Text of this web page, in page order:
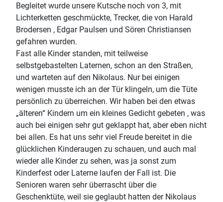
Begleitet wurde unsere Kutsche noch von 3, mit
Lichterketten geschmückte, Trecker, die von Harald
Brodersen , Edgar Paulsen und Sören Christiansen
gefahren wurden.
Fast alle Kinder standen, mit teilweise
selbstgebastelten Laternen, schon an den Straßen,
und warteten auf den Nikolaus. Nur bei einigen
wenigen musste ich an der Tür klingeln, um die Tüte
persönlich zu überreichen. Wir haben bei den etwas
„älteren“ Kindern um ein kleines Gedicht gebeten , was
auch bei einigen sehr gut geklappt hat, aber eben nicht
bei allen. Es hat uns sehr viel Freude bereitet in die
glücklichen Kinderaugen zu schauen, und auch mal
wieder alle Kinder zu sehen, was ja sonst zum
Kinderfest oder Laterne laufen der Fall ist. Die
Senioren waren sehr überrascht über die
Geschenktüte, weil sie geglaubt hatten der Nikolaus